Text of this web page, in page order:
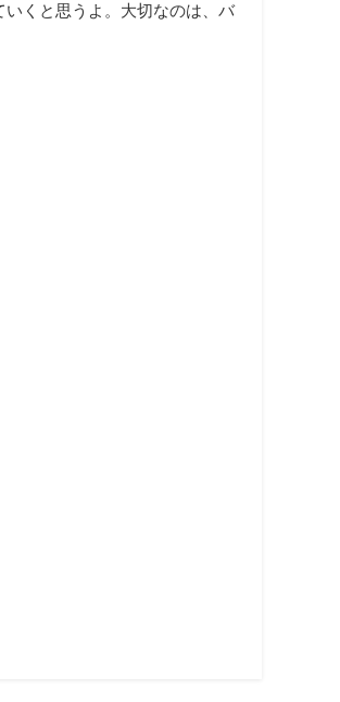
くと思うよ。大切なのは、バ